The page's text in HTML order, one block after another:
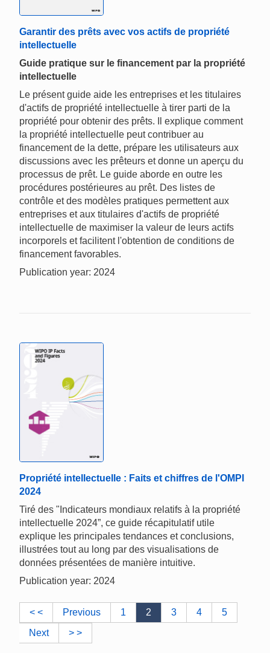
Garantir des prêts avec vos actifs de propriété
intellectuelle
Guide pratique sur le financement par la propriété
intellectuelle
Le présent guide aide les entreprises et les titulaires
d'actifs de propriété intellectuelle à tirer parti de la
propriété pour obtenir des prêts. Il explique comment
la propriété intellectuelle peut contribuer au
financement de la dette, prépare les utilisateurs aux
discussions avec les prêteurs et donne un aperçu du
processus de prêt. Le guide aborde en outre les
procédures postérieures au prêt. Des listes de
contrôle et des modèles pratiques permettent aux
entreprises et aux titulaires d'actifs de propriété
intellectuelle de maximiser la valeur de leurs actifs
incorporels et facilitent l'obtention de conditions de
financement favorables.
Publication year: 2024
Propriété intellectuelle : Faits et chiffres de l'OMPI
2024
Tiré des "Indicateurs mondiaux relatifs à la propriété
intellectuelle 2024”, ce guide récapitulatif utile
explique les principales tendances et conclusions,
illustrées tout au long par des visualisations de
données présentées de manière intuitive.
Publication year: 2024
< < Previous 1 2 3 4
5
Next
> >